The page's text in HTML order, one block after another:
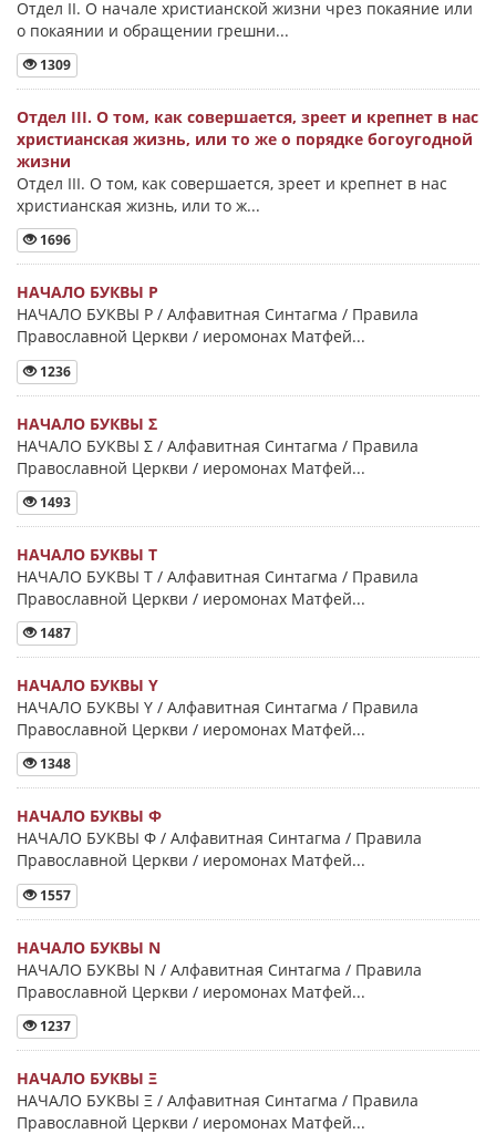
Отдел II. О начале христианской жизни чрез покаяние или
о покаянии и обращении грешни...
1309
Отдел III. О том, как совершается, зреет и крепнет в нас
христианская жизнь, или то же о порядке богоугодной
жизни
Отдел III. О том, как совершается, зреет и крепнет в нас
христианская жизнь, или то ж...
1696
НАЧАЛО БУКВЫ Ρ
НАЧАЛО БУКВЫ Ρ / Алфавитная Синтагма / Правила
Православной Церкви / иеромонах Матфей...
1236
НАЧАЛО БУКВЫ Σ
НАЧАЛО БУКВЫ Σ / Алфавитная Синтагма / Правила
Православной Церкви / иеромонах Матфей...
1493
НАЧАЛО БУКВЫ Τ
НАЧАЛО БУКВЫ Τ / Алфавитная Синтагма / Правила
Православной Церкви / иеромонах Матфей...
1487
НАЧАЛО БУКВЫ Y
НАЧАЛО БУКВЫ Y / Алфавитная Синтагма / Правила
Православной Церкви / иеромонах Матфей...
1348
НАЧАЛО БУКВЫ Φ
НАЧАЛО БУКВЫ Φ / Алфавитная Синтагма / Правила
Православной Церкви / иеромонах Матфей...
1557
НАЧАЛО БУКВЫ Ν
НАЧАЛО БУКВЫ Ν / Алфавитная Синтагма / Правила
Православной Церкви / иеромонах Матфей...
1237
НАЧАЛО БУКВЫ Ξ
НАЧАЛО БУКВЫ Ξ / Алфавитная Синтагма / Правила
Православной Церкви / иеромонах Матфей...